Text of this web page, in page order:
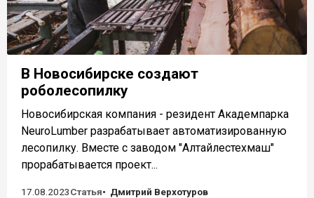
В Новосибирске создают
роболесопилку
Новосибирская компания - резидент Академпарка
NeuroLumber разрабатывает автоматизированную
лесопилку. Вместе с заводом "Алтайлестехмаш"
прорабатывается проект...
17.08.2023Статья
Дмитрий Верхотуров